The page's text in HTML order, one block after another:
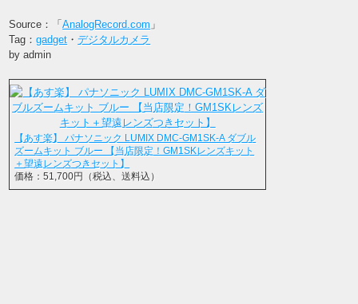
Source：「AnalogRecord.com 」
Tag：gadget ・デジタルカメラ
by admin
【あす楽】 パナソニック LUMIX DMC-GM1SK-A ダブル
ズームキット ブルー 【当店限定！GM1SKレンズキット
＋望遠レンズつきセット】
価格：51,700円（税込、送料込）